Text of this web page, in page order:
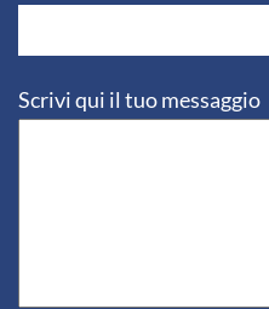
Scrivi qui il tuo messaggio